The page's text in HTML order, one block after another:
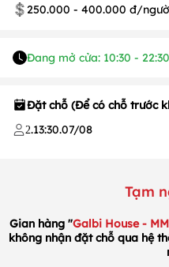
250.000 - 400.000 đ/
Đang mở cửa: 10:30 - 22:30
Đặt chỗ (Để có chỗ trước
2.13:30.07/08
Tạm
Gian hàng "Galbi House -
không nhận đặt chỗ qua hệ
/1
1